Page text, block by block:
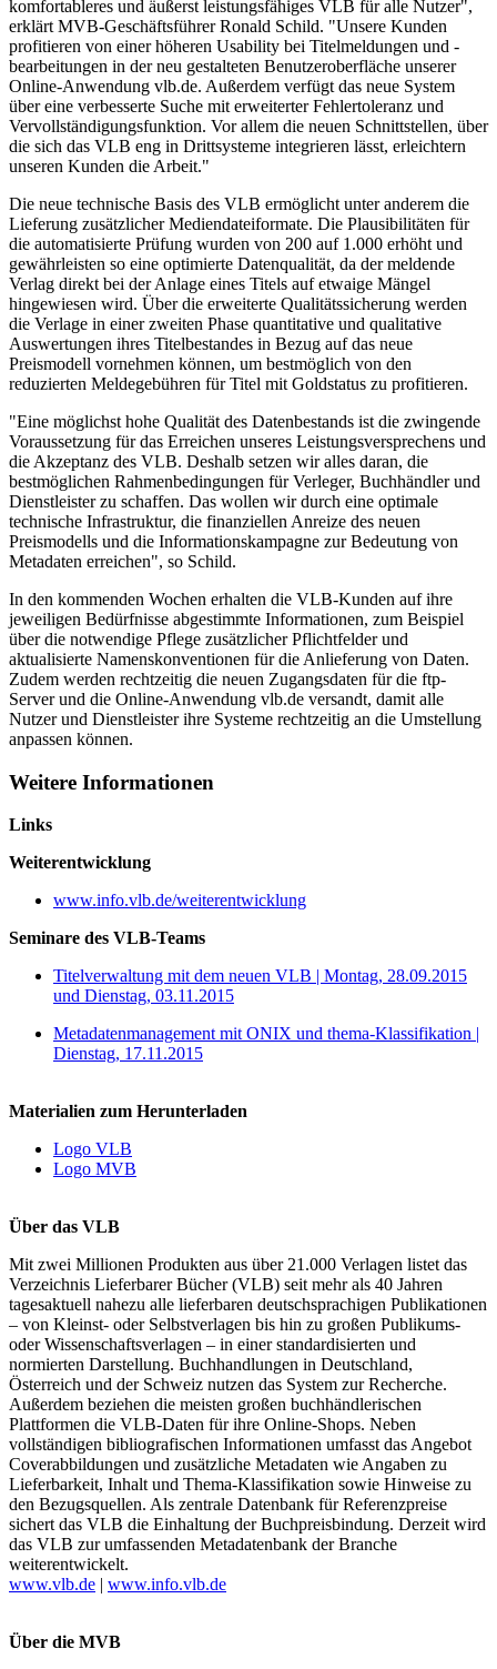
komfortableres und äußerst leistungsfähiges VLB für alle Nutzer",
erklärt MVB-Geschäftsführer Ronald Schild. "Unsere Kunden
profitieren von einer höheren Usability bei Titelmeldungen und -
bearbeitungen in der neu gestalteten Benutzeroberfläche unserer
Online-Anwendung vlb.de. Außerdem verfügt das neue System
über eine verbesserte Suche mit erweiterter Fehlertoleranz und
Vervollständigungsfunktion. Vor allem die neuen Schnittstellen, über
die sich das VLB eng in Drittsysteme integrieren lässt, erleichtern
unseren Kunden die Arbeit."
Die neue technische Basis des VLB ermöglicht unter anderem die
Lieferung zusätzlicher Mediendateiformate. Die Plausibilitäten für
die automatisierte Prüfung wurden von 200 auf 1.000 erhöht und
gewährleisten so eine optimierte Datenqualität, da der meldende
Verlag direkt bei der Anlage eines Titels auf etwaige Mängel
hingewiesen wird. Über die erweiterte Qualitätssicherung werden
die Verlage in einer zweiten Phase quantitative und qualitative
Auswertungen ihres Titelbestandes in Bezug auf das neue
Preismodell vornehmen können, um bestmöglich von den
reduzierten Meldegebühren für Titel mit Goldstatus zu profitieren.
"Eine möglichst hohe Qualität des Datenbestands ist die zwingende
Voraussetzung für das Erreichen unseres Leistungsversprechens und
die Akzeptanz des VLB. Deshalb setzen wir alles daran, die
bestmöglichen Rahmenbedingungen für Verleger, Buchhändler und
Dienstleister zu schaffen. Das wollen wir durch eine optimale
technische Infrastruktur, die finanziellen Anreize des neuen
Preismodells und die Informationskampagne zur Bedeutung von
Metadaten erreichen", so Schild.
In den kommenden Wochen erhalten die VLB-Kunden auf ihre
jeweiligen Bedürfnisse abgestimmte Informationen, zum Beispiel
über die notwendige Pflege zusätzlicher Pflichtfelder und
aktualisierte Namenskonventionen für die Anlieferung von Daten.
Zudem werden rechtzeitig die neuen Zugangsdaten für die ftp-
Server und die Online-Anwendung vlb.de versandt, damit alle
Nutzer und Dienstleister ihre Systeme rechtzeitig an die Umstellung
anpassen können.
Weitere Informationen
Links
Weiterentwicklung
www.info.vlb.de/weiterentwicklung
Seminare des VLB-Teams
Titelverwaltung mit dem neuen VLB | Montag, 28.09.2015
und Dienstag, 03.11.2015
Metadatenmanagement mit ONIX und thema-Klassifikation |
Dienstag, 17.11.2015
Materialien zum Herunterladen
Logo VLB
Logo MVB
Über das VLB
Mit zwei Millionen Produkten aus über 21.000 Verlagen listet das
Verzeichnis Lieferbarer Bücher (VLB) seit mehr als 40 Jahren
tagesaktuell nahezu alle lieferbaren deutschsprachigen Publikationen
– von Kleinst- oder Selbstverlagen bis hin zu großen Publikums-
oder Wissenschaftsverlagen – in einer standardisierten und
normierten Darstellung. Buchhandlungen in Deutschland,
Österreich und der Schweiz nutzen das System zur Recherche.
Außerdem beziehen die meisten großen buchhändlerischen
Plattformen die VLB-Daten für ihre Online-Shops. Neben
vollständigen bibliografischen Informationen umfasst das Angebot
Coverabbildungen und zusätzliche Metadaten wie Angaben zu
Lieferbarkeit, Inhalt und Thema-Klassifikation sowie Hinweise zu
den Bezugsquellen. Als zentrale Datenbank für Referenzpreise
sichert das VLB die Einhaltung der Buchpreisbindung. Derzeit wird
das VLB zur umfassenden Metadatenbank der Branche
weiterentwickelt.
www.vlb.de | www.info.vlb.de
Über die MVB